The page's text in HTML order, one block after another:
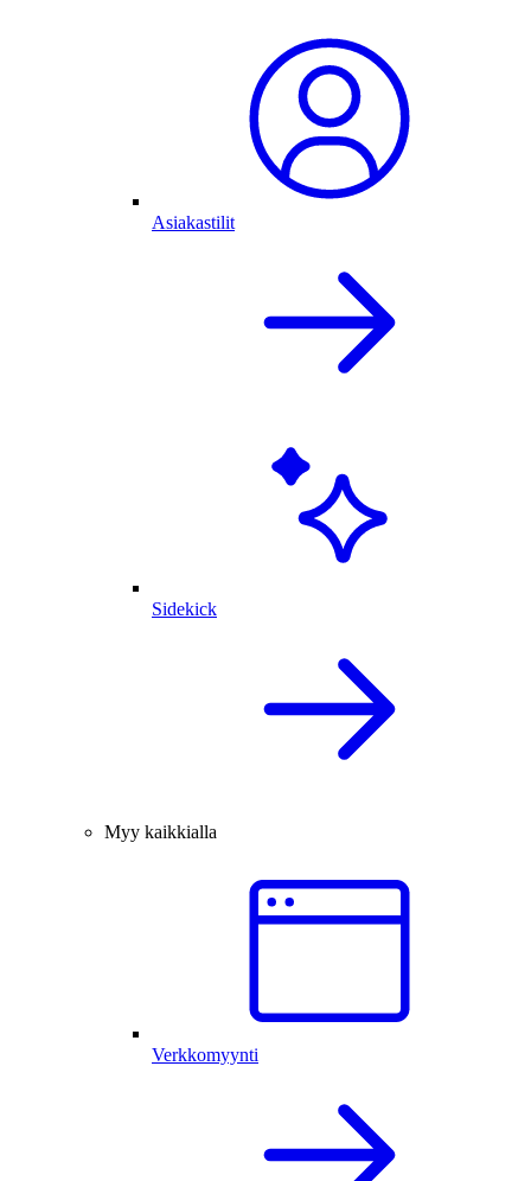
Asiakastilit
Sidekick
Myy kaikkialla
Verkkomyynti